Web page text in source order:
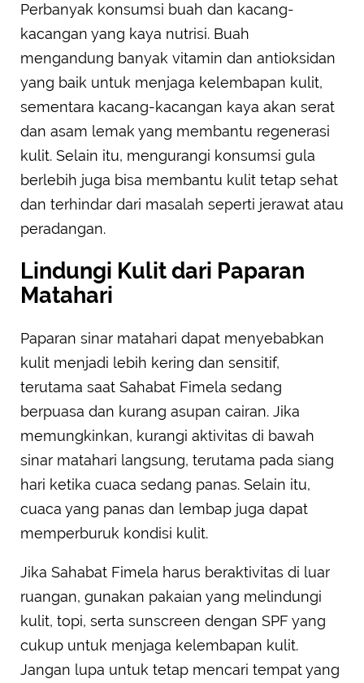
Perbanyak konsumsi buah dan kacang-
kacangan yang kaya nutrisi. Buah
mengandung banyak vitamin dan antioksidan
yang baik untuk menjaga kelembapan kulit,
sementara kacang-kacangan kaya akan serat
dan asam lemak yang membantu regenerasi
kulit. Selain itu, mengurangi konsumsi gula
berlebih juga bisa membantu kulit tetap sehat
dan terhindar dari masalah seperti jerawat atau
peradangan.
Lindungi Kulit dari Paparan
Matahari
Paparan sinar matahari dapat menyebabkan
kulit menjadi lebih kering dan sensitif,
terutama saat Sahabat Fimela sedang
berpuasa dan kurang asupan cairan. Jika
memungkinkan, kurangi aktivitas di bawah
sinar matahari langsung, terutama pada siang
hari ketika cuaca sedang panas. Selain itu,
cuaca yang panas dan lembap juga dapat
memperburuk kondisi kulit.
Jika Sahabat Fimela harus beraktivitas di luar
ruangan, gunakan pakaian yang melindungi
kulit, topi, serta sunscreen dengan SPF yang
cukup untuk menjaga kelembapan kulit.
Jangan lupa untuk tetap mencari tempat yang